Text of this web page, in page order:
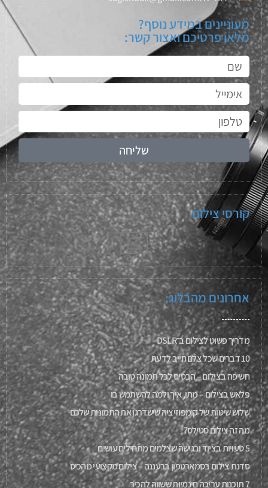
מעוניינים במידע נוסף?
מלאו פרטיכם ואצור קשר:
שליחה
קורסי צילום
אחרונים מהבלוג:
מדריך פשוט לצילום ב־DSLR
10 דברים שכל צלם חייב לדעת
חשיפה בצילום – הבסיס לכל תמונה טובה
פלאש בצילום – מתי, איך ולמה להשתמש בו
שלוש שיטות של קומפוזיציה שישדרגו את התמונות שלכם
מה זה צילום סטילס?
5 טעויות בציוד ובגישה שצלמים מתחילים עושים
סדנת צילום בסמארטפון ברעננה – צילום מקצועי מהכיס
7 תוכנות עריכה חינמיות ששווה להכיר